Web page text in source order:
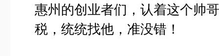
惠州的创业者们，认着这个帅
税，统统找他，准没错！